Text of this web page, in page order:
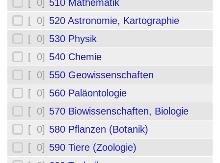
[ 0]
510 Mathematik
[ 0] 520 Astronomie, Kartographie
[ 0] 530 Physik
[ 0] 540 Chemie
[ 0] 550 Geowissenschaften
[ 0] 560 Paläontologie
[ 0] 570 Biowissenschaften, Biologie
[ 0] 580 Pflanzen (Botanik)
[ 0] 590 Tiere (Zoologie)